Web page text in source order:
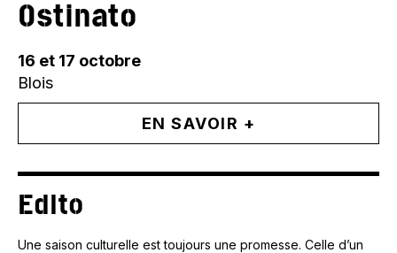
Ostinato
16 et 17 octobre
Blois
EN SAVOIR +
Edito
Une saison culturelle est toujours une promesse. Celle d’un